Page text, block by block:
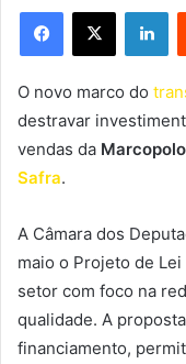
Facebook
X
O novo marco do
destravar
vendas da
Safra.
A Câmara dos
maio o Projeto de
setor com foco na
qualidade. A
financiamento,